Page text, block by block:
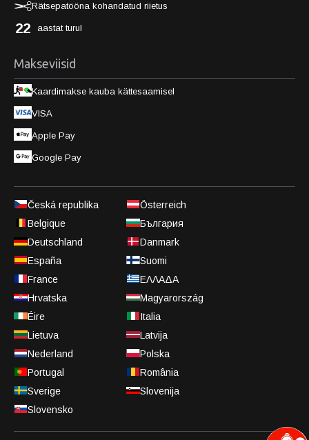
Rätsepatööna kohandatud riietus
22 aastat turul
Makseviisid
Kaardimakse kauba kättesaamisel
VISA
Apple Pay
Google Pay
Česká republika
Österreich
Belgique
България
Deutschland
Danmark
España
Suomi
France
ΕΛΛΑΔΑ
Hrvatska
Magyarország
Éire
Italia
Lietuva
Latvija
Nederland
Polska
Portugal
România
Sverige
Slovenija
Slovensko